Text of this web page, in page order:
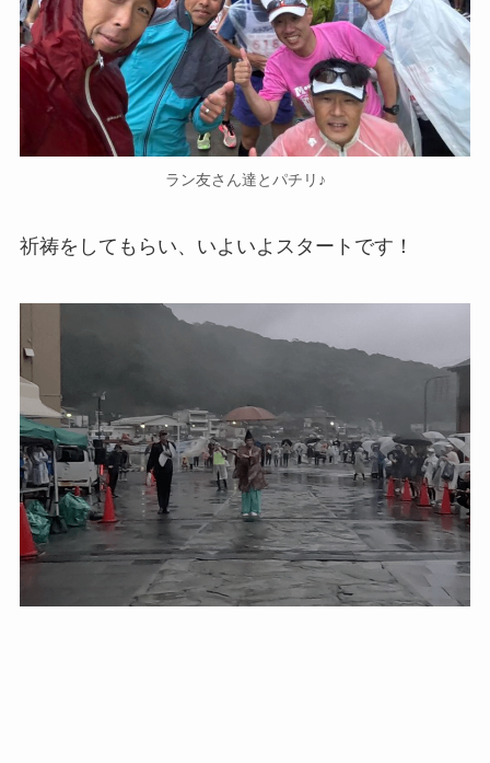
ラン友さん達とパチリ♪
祈祷をしてもらい、いよいよスタートです！